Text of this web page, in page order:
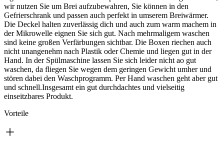
wir nutzen Sie um Brei aufzubewahren, Sie können in den
Gefrierschrank und passen auch perfekt in umserem Breiwärmer.
Die Deckel halten zuverlässig dich und auch zum warm machem in
der Mikrowelle eignen Sie sich gut. Nach mehrmaligem waschen
sind keine großen Verfärbungen sichtbar. Die Boxen riechen auch
nicht unangenehm nach Plastik oder Chemie und liegen gut in der
Hand. In der Spülmaschine lassen Sie sich leider nicht ao gut
waschen, da fliegen Sie wegen dem geringen Gewicht umher und
stören dabei den Waschprogramm. Per Hand waschen geht aber gut
und schnell.Insgesamt ein gut durchdachtes und vielseitig
einseitzbares Produkt.
Vorteile